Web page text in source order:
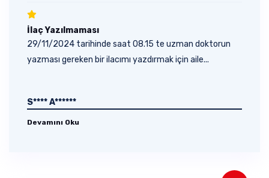
İlaç Yazılmaması
29/11/2024 tarihinde saat 08.15 te uzman doktorun
yazması gereken bir ilacımı yazdırmak için aile...
S**** A******
Devamını Oku